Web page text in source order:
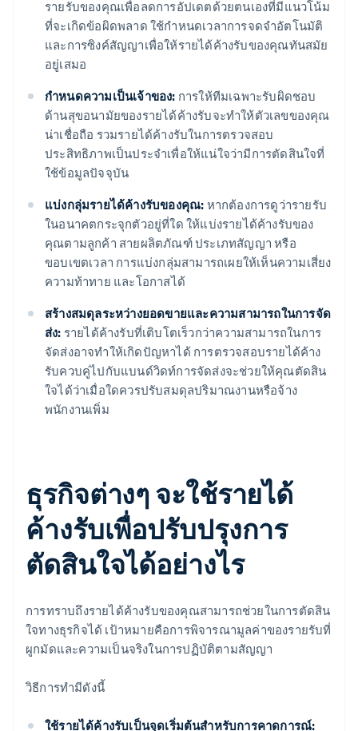
รายรับของคุณเพื่อลดการอัปเดตด้วยตนเองที่มีแนวโน้ม
ที่จะเกิดข้อผิดพลาด ใช้กำหนดเวลาการจดจำอัตโนมัติ
และการซิงค์สัญญาเพื่อให้รายได้ค้างรับของคุณทันสมัย
อยู่เสมอ
กำหนดความเป็นเจ้าของ: การให้ทีมเฉพาะรับผิดชอบ
ด้านสุขอนามัยของรายได้ค้างรับจะทำให้ตัวเลขของคุณ
น่าเชื่อถือ รวมรายได้ค้างรับในการตรวจสอบ
ประสิทธิภาพเป็นประจำเพื่อให้แน่ใจว่ามีการตัดสินใจที่
ใช้ข้อมูลปัจจุบัน
แบ่งกลุ่มรายได้ค้างรับของคุณ: หากต้องการดูว่ารายรับ
ในอนาคตกระจุกตัวอยู่ที่ใด ให้แบ่งรายได้ค้างรับของ
คุณตามลูกค้า สายผลิตภัณฑ์ ประเภทสัญญา หรือ
ขอบเขตเวลา การแบ่งกลุ่มสามารถเผยให้เห็นความเสี่ยง
ความท้าทาย และโอกาสได้
สร้างสมดุลระหว่างยอดขายและความสามารถในการจัด
ส่ง: รายได้ค้างรับที่เติบโตเร็วกว่าความสามารถในการ
จัดส่งอาจทำให้เกิดปัญหาได้ การตรวจสอบรายได้ค้าง
รับควบคู่ไปกับแบนด์วิดท์การจัดส่งจะช่วยให้คุณตัดสิน
ใจได้ว่าเมื่อใดควรปรับสมดุลปริมาณงานหรือจ้าง
พนักงานเพิ่ม
ธุรกิจต่างๆ จะใช้รายได้
ค้างรับเพื่อปรับปรุงการ
ตัดสินใจได้อย่างไร
การทราบถึงรายได้ค้างรับของคุณสามารถช่วยในการตัดสิน
ใจทางธุรกิจได้ เป้าหมายคือการพิจารณามูลค่าของรายรับที่
ผูกมัดและความเป็นจริงในการปฏิบัติตามสัญญา
วิธีการทำมีดังนี้
ใช้รายได้ค้างรับเป็นจุดเริ่มต้นสำหรับการคาดการณ์: